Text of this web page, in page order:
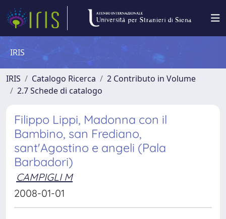
IRIS
IRIS Catalogo Ricerca
2 Contributo in Volume
2.7 Schede di catalogo
Filippo Lippi, Madonna con il
Bambino, san Frediano,
sant'Agostino e angeli (Pala
Barbadori)
CAMPIGLI M
2008-01-01